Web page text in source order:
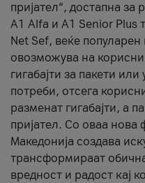
пријател“, достапна за
А1 Alfa и A1 Senior Plus
Net Sef, веќе
овозможува на
гигабајти за пакети
потреби, отсега
разменат гигабајти, а
пријател. Со оваа нова
Македонија создава
трансформираат
вредност и радост кај